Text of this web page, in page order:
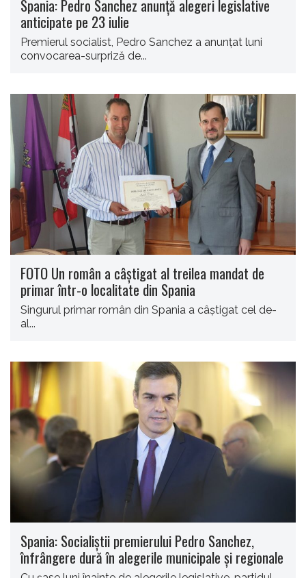
Spania: Pedro Sanchez anunţă alegeri legislative
anticipate pe 23 iulie
Premierul socialist, Pedro Sanchez a anunţat luni
convocarea-surpriză de...
FOTO Un român a câștigat al treilea mandat de
primar într-o localitate din Spania
Singurul primar român din Spania a câștigat cel de-
al...
Spania: Socialiștii premierului Pedro Sanchez,
înfrângere dură în alegerile municipale şi regionale